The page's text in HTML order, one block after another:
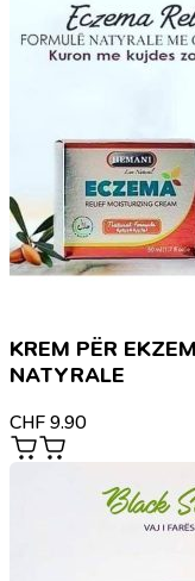
KREM PËR
NATYRALE
CHF 9.90